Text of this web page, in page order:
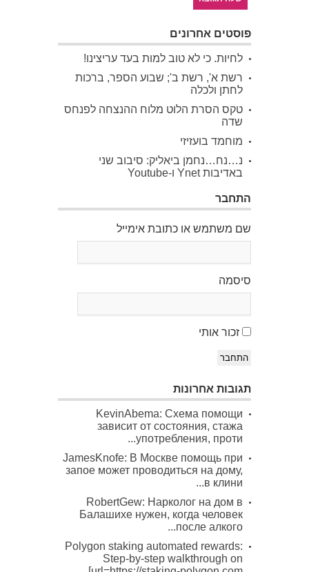
פוסטים אחרונים
לחיות. כי לא טוב למות בעד עריצינו!
רשת א', רשת ב'; שבוע הספר, ברכות
לחתן ולכלה
טקס הסרת הלוט מלוח ההנצחה לפנחס
שדה
מוחמד בועזיזי
נ…נח…נחמן ביאליק: סיבוב שני
באדיבות Ynet ו-Youtube
התחבר
שם משתמש או כתובת אימייל
סיסמה
זכור אותי
התחבר
תגובות אחרונות
KevinAbema: Схема помощи
зависит от состояния, стажа
употребления, проти...
JamesKnofe: В Москве помощь при
запое может проводиться на дому,
в клини...
RobertGew: Нарколог на дом в
Балашихе нужен, когда человек
после алкого...
Polygon staking automated rewards:
Step-by-step walkthrough on